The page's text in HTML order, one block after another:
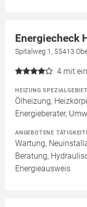
Energiecheck
Spitalweg 1, 55413
4 mit
HEIZUNG
Ölheizung,
Energieberater,
ANGEBOTENE
Wartung,
Beratung,
Energieausweis